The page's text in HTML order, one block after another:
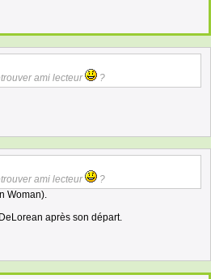
ami lecteur
?
ami lecteur
?
Woman).
après son départ.